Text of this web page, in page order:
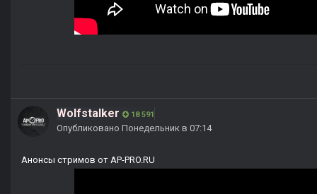
Wolfstalker 18 591
Опубликовано Понедельник в 07:14
Анонсы стримов от AP-PRO.RU